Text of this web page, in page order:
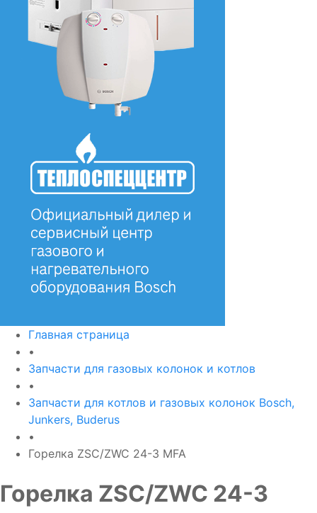
Главная страница
•
Запчасти для газовых колонок и котлов
•
Запчасти для котлов и газовых колонок Bosch,
Junkers, Buderus
•
Горелка ZSC/ZWC 24-3 MFA
Горелка ZSC/ZWC 24-3